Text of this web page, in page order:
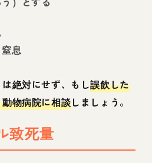
息
絶対にせず、もし誤飲した
物病院に相談しましょう。
致死量